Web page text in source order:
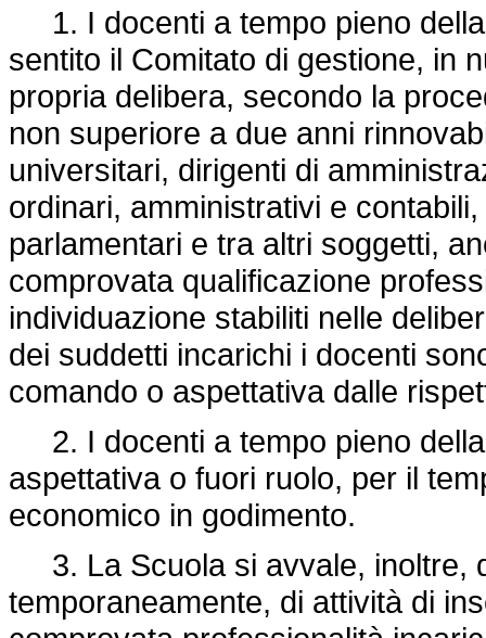
1. I docenti a tempo pieno
sentito il Comitato di gestione, in
propria delibera, secondo la
non superiore a due anni
universitari, dirigenti di
ordinari, amministrativi e
parlamentari e tra altri soggetti,
comprovata qualificazione
individuazione stabiliti nelle
dei suddetti incarichi i docenti
comando o aspettativa dalle
2. I docenti a tempo pieno
aspettativa o fuori ruolo, per il
economico in godimento.
3. La Scuola si avvale, inoltre,
temporaneamente, di attività di